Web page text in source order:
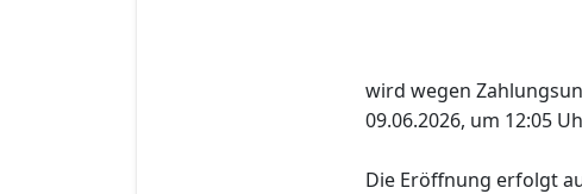
wird wegen
09.06.2026, um 12:05
Die Eröffnung erfolgt